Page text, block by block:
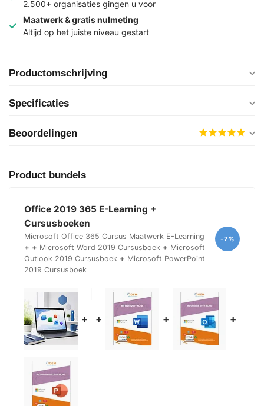
2.500+ organisaties gingen u voor
Maatwerk & gratis nulmeting
Altijd op het juiste niveau gestart
Productomschrijving
Specificaties
Beoordelingen
Product bundels
Office 2019 365 E-Learning +
Cursusboeken
Microsoft Office 365 Cursus Maatwerk E-Learning
+ + Microsoft Word 2019 Cursusboek + Microsoft
Outlook 2019 Cursusboek + Microsoft PowerPoint
2019 Cursusboek
-7%
+ + + +